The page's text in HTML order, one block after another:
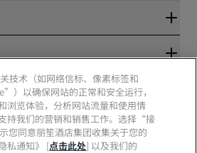
技术（如网络信标、像素标签和
）以确保网站的正常和安全运行，
浏览体验，分析网站流量和使用情
持我们的营销和销售工作。选择“接
您同意丽笙酒店集团收集关于您的
私通知》 [点击此处] 以及我们的